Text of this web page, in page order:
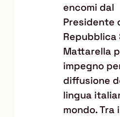
encomi dal
Presidente
Repubblica
Mattarella
impegno
diffusione
lingua
mondo. Tra